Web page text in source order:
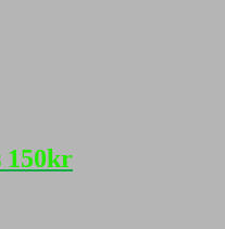
150kr